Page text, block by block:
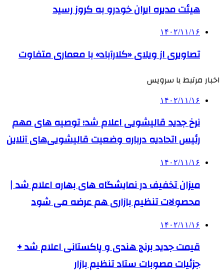
هیئت مدیره ایران خودرو به کروز رسید
۱۴۰۲/۱۱/۱۶
تصاویری از ویلای «کلارآباد» با معماری متفاوت
اخبار مرتبط با سرویس
۱۴۰۲/۱۱/۱۶
نرخ جدید قالیشویی اعلام شد؛ توصیه های مهم
رئیس اتحادیه درباره وضعیت قالیشویی‌های آنلاین
۱۴۰۲/۱۱/۱۶
میزان تخفیف در نمایشگاه‌ های بهاره اعلام شد |
محصولات تنظیم بازاری هم عرضه می شود
۱۴۰۲/۱۱/۱۶
قیمت جدید برنج هندی و پاکستانی اعلام شد +
جزئیات مصوبات ستاد تنظیم بازار